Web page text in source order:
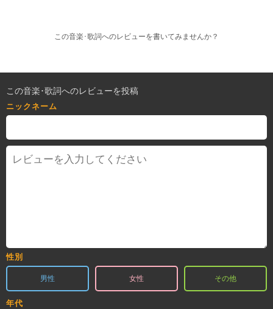
この音楽･歌詞へのレビューを書いてみませんか？
この音楽･歌詞へのレビューを投稿
ニックネーム
性別
男性 女性 その他
年代